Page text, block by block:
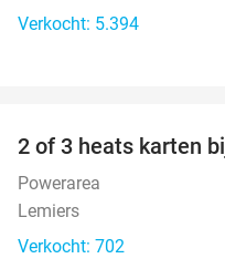
Verkocht: 5.394
2 of 3 heats karten
Powerarea
Lemiers
Verkocht: 702